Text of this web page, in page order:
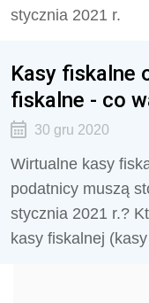
stycznia 2021 r.
Kasy fiskalne
fiskalne - co
30 gru 2020
Wirtualne kasy
podatnicy muszą
stycznia 2021 r.?
kasy fiskalnej